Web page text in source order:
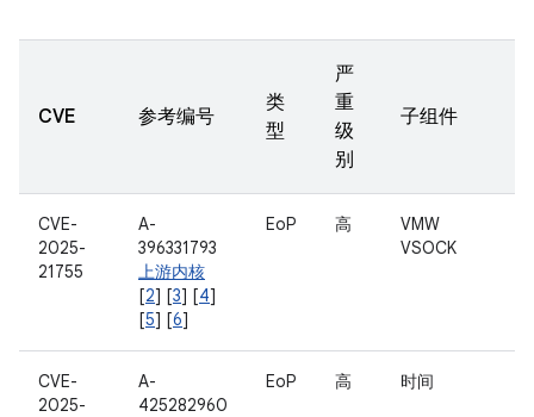
CVE 参考编号
类
型
严
重
级
别
子组件
CVE-
2025-
21755
A-
396331793
上游内核
[2] [3] [4]
[5] [6]
EoP 高
VMW
VSOCK
CVE-
2025-
A-
425282960
EoP 高 时间